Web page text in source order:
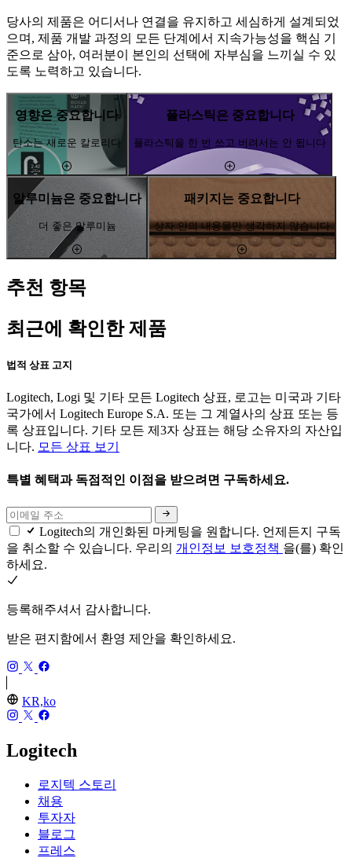
당사의 제품은 어디서나 연결을 유지하고 세심하게 설계되었
으며, 제품 개발 과정의 모든 단계에서 지속가능성을 핵심 기
준으로 삼아, 여러분이 본인의 선택에 자부심을 느끼실 수 있
도록 노력하고 있습니다.
영향은 중요합니다
탄소는 새로운 칼로리다
플라스틱은 중요합니다
플라스틱을 한 번 쓰고 버려서는 안 됩니다
알루미늄은 중요합니다
더 좋은 알루미늄
패키지는 중요합니다
상자 안의 내용물만 생각하지 않습니다
추천 항목
최근에 확인한 제품
법적 상표 고지
Logitech, Logi 및 기타 모든 Logitech 상표, 로고는 미국과 기타
국가에서 Logitech Europe S.A. 또는 그 계열사의 상표 또는 등
록 상표입니다. 기타 모든 제3자 상표는 해당 소유자의 자산입
니다. 모든 상표 보기
특별 혜택과 독점적인 이점을 받으려면 구독하세요.
Logitech의 개인화된 마케팅을 원합니다. 언제든지 구독
을 취소할 수 있습니다. 우리의 개인정보 보호정책 을(를) 확인
하세요.
등록해주셔서 감사합니다.
받은 편지함에서 환영 제안을 확인하세요.
KR,ko
Logitech
로지텍 스토리
채용
투자자
블로그
프레스